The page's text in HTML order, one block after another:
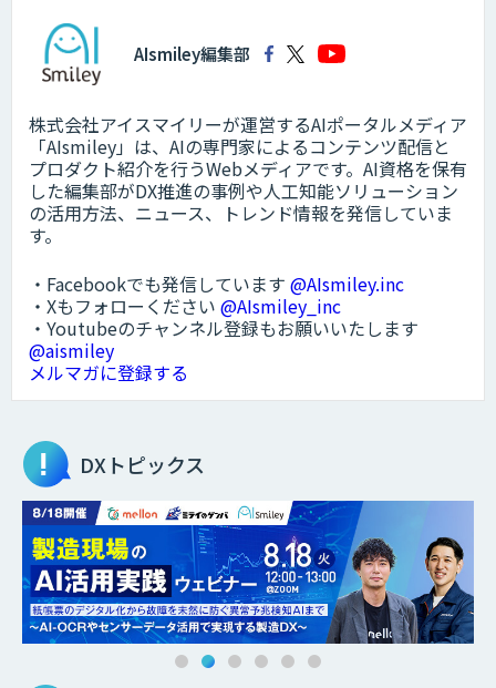
AIsmiley編集部
株式会社アイスマイリーが運営するAIポータルメディア
「AIsmiley」は、AIの専門家によるコンテンツ配信と
プロダクト紹介を行うWebメディアです。AI資格を保有
した編集部がDX推進の事例や人工知能ソリューション
の活用方法、ニュース、トレンド情報を発信していま
す。
・Facebookでも発信しています @AIsmiley.inc
・Xもフォローください @AIsmiley_inc
・Youtubeのチャンネル登録もお願いいたします
@aismiley
メルマガに登録する
DXトピックス